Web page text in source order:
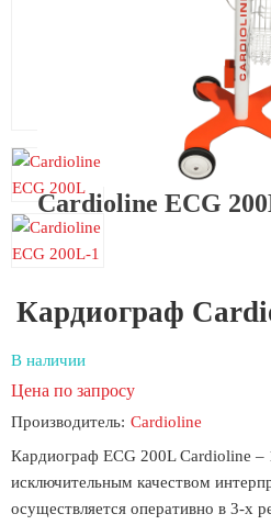
Cardioline ECG
Кардиограф
В наличии
Цена по запросу
Производитель: Cardioline
Кардиограф ECG 200L Cardioline –
исключительным качеством
осуществляется оперативно в 3-х